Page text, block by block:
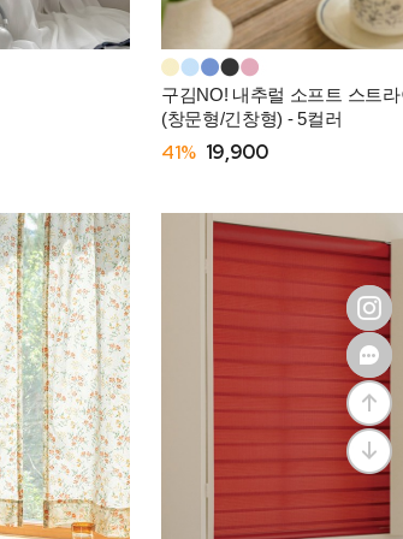
구김NO! 내추럴 소프트 스트
(창문형/긴창형) - 5컬러
41% 19,900